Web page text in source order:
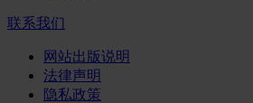
联系我们
网站出版说明
法律声明
隐私政策